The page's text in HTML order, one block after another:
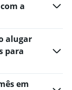
a
alugar
para
em